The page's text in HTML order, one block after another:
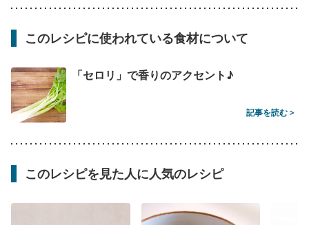
このレシピに使われている食材について
「セロリ」で香りのアクセント♪
記事を読む >
このレシピを見た人に人気のレシピ